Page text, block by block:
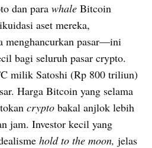
dan para whale Bitcoin
aset mereka,
menghancurkan pasar—ini
bagi seluruh pasar crypto.
milik Satoshi (Rp 800 triliun)
Harga Bitcoin yang selama
crypto bakal anjlok lebih
jam. Investor kecil yang
hold to the moon, jelas